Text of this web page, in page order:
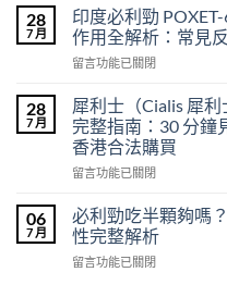
希
愛
力
混
片
雙
效
犀
利
效
果
麼
威
壯
使
用
得
及
樂
威
壯
裡
買？
年
齡
28
7 月
印度必利勁
作用全解析：常見
在
度
必
利
勁
POXET-
泊
西
汀
Dapoxetine）
留言功能已關閉
28
7 月
犀利士（Cialis 犀
完整指南：30 分鐘
香港合法購買
在
利
士
（Cialis
犀
留言功能已關閉
06
7 月
必利勁吃半顆夠嗎
性完整解析
在
留言功能已關閉